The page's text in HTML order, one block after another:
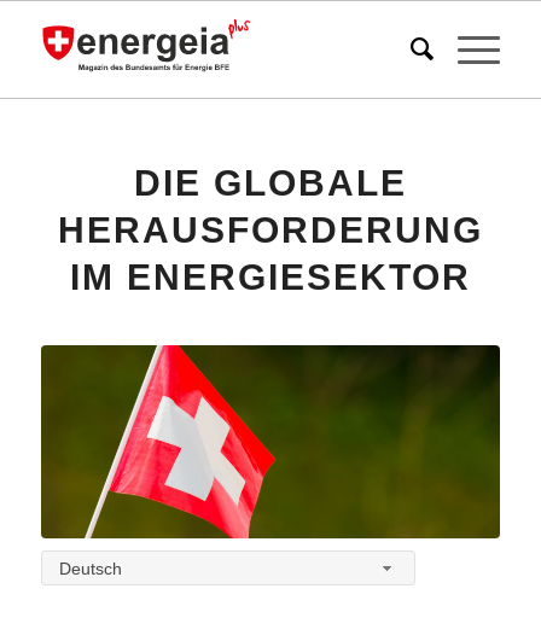
DIE GLOBALE
HERAUSFORDERUNG
IM ENERGIESEKTOR
Deutsch